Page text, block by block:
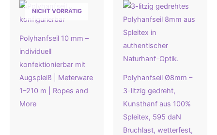
NICHT VORRÄTIG
Polyhanfseil 10 mm –
individuell
konfektionierbar mit
Augspleiß | Meterware
1–210 m | Ropes and
More
Polyhanfseil Ø8mm –
3-litzig gedreht,
Kunsthanf aus 100%
Spleitex, 595 daN
Bruchlast, wetterfest,